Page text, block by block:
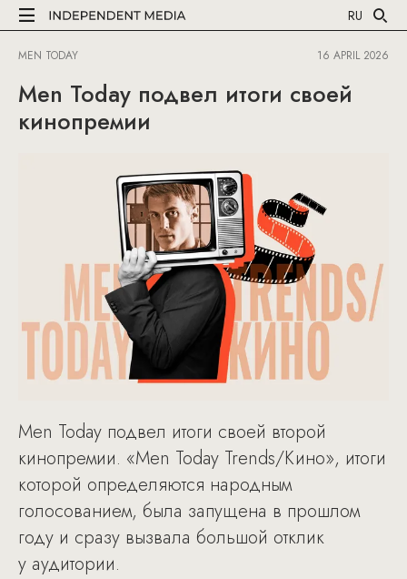
RU
MEN TODAY 16 APRIL 2026
Men Today подвел итоги своей
кинопремии
Men Today подвел итоги своей второй
кинопремии. «Men Today Trends/Кино», итоги
которой определяются народным
голосованием, была запущена в прошлом
году и сразу вызвала большой отклик
у аудитории.